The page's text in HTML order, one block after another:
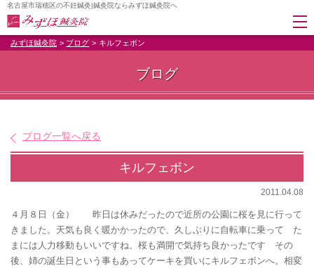
名古屋市瑞穂区の不妊鍼灸|鍼灸院ならみずほ鍼灸院へ
みずほ鍼灸院 ブログ キルフェボン
ブログ
ブログ一覧へ戻る
キルフェボン
2011.04.08
４月８日（金） 昨日は休みだったので近所の公園に桜を見に行って
きました。天気も良く暖かかったので、久しぶりに自転車に乗って た
まには人力移動もいいですね。桜も満開で気持ち良かったです その
後、姉の誕生日という事もあってケーキを買いにキルフェボンへ。相変